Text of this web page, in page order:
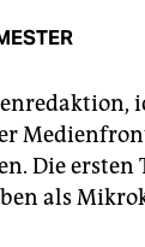
Die ersten
als